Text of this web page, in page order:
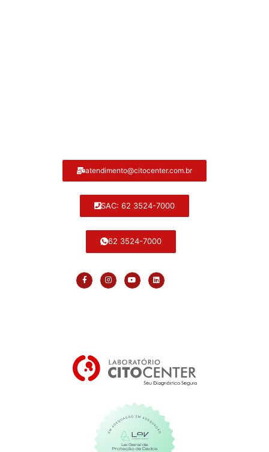
atendimento@citocenter.com.br
SAC: 62 3524-7000
62 3524-7000